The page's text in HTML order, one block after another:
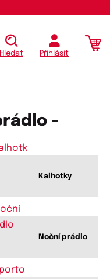
Hledat Přihlásit
-
Kalhotky
Noční prádlo